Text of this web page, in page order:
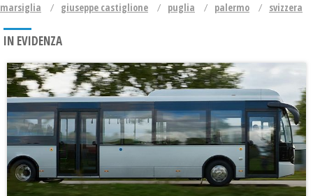
marsiglia giuseppe castiglione puglia palermo svizzera
IN EVIDENZA